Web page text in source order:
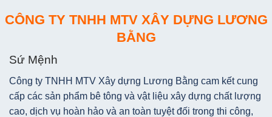
CÔNG TY TNHH MTV XÂY DỰNG LƯƠNG
BẰNG
Sứ Mệnh
Công ty TNHH MTV Xây dựng Lương Bằng cam kết cung
cấp các sản phẩm bê tông và vật liệu xây dựng chất lượng
cao, dịch vụ hoàn hảo và an toàn tuyệt đối trong thi công,